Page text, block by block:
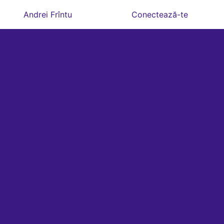
Andrei Frîntu Conectează-te